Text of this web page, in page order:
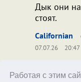
Работая с этим
Дык они
стоят.
Californian
07.07.26
20:47